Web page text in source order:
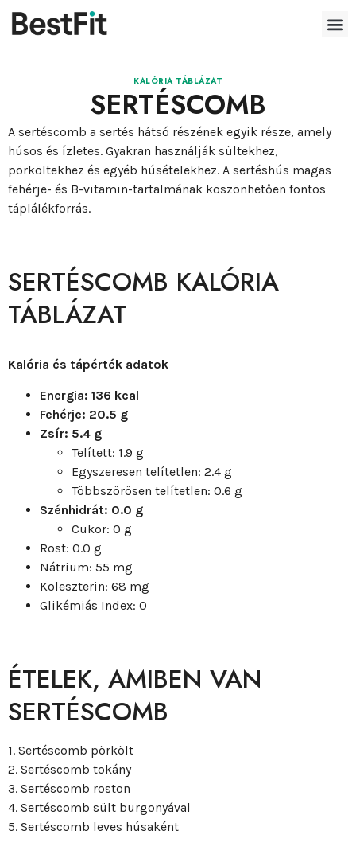
KALÓRIA TÁBLÁZAT
SERTÉSCOMB
A sertéscomb a sertés hátsó részének egyik része, amely
húsos és ízletes. Gyakran használják sültekhez,
pörköltekhez és egyéb húsételekhez. A sertéshús magas
fehérje- és B-vitamin-tartalmának köszönhetően fontos
táplálékforrás.
SERTÉSCOMB KALÓRIA
TÁBLÁZAT
Kalória és tápérték adatok
Energia: 136 kcal
Fehérje: 20.5 g
Zsír: 5.4 g
Telített: 1.9 g
Egyszeresen telítetlen: 2.4 g
Többszörösen telítetlen: 0.6 g
Szénhidrát: 0.0 g
Cukor: 0 g
Rost: 0.0 g
Nátrium: 55 mg
Koleszterin: 68 mg
Glikémiás Index: 0
ÉTELEK, AMIBEN VAN
SERTÉSCOMB
1. Sertéscomb pörkölt
2. Sertéscomb tokány
3. Sertéscomb roston
4. Sertéscomb sült burgonyával
5. Sertéscomb leves húsaként